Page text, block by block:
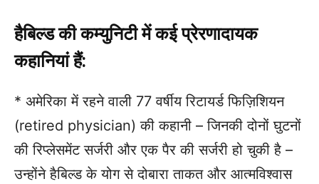
हैबिल्ड की कम्युनिटी में कई प्रेरणादायक
कहानियां हैं:
* अमेरिका में रहने वाली 77 वर्षीय रिटायर्ड फिज़िशियन
(retired physician) की कहानी – जिनकी दोनों घुटनों
की रिप्लेसमेंट सर्जरी और एक पैर की सर्जरी हो चुकी है –
उन्होंने हैबिल्ड के योग से दोबारा ताकत और आत्मविश्वास